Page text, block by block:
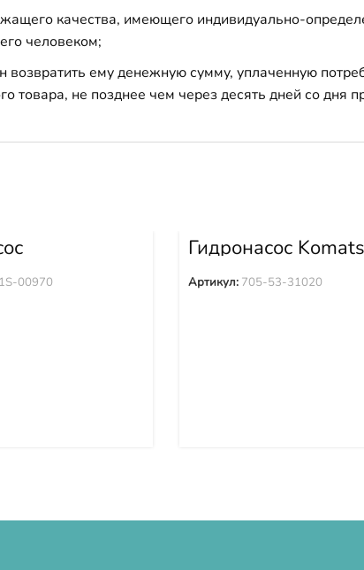
качества, имеющего индивидуально-
человеком;
возвратить ему денежную сумму, уплаченную
товара, не позднее чем через десять дней со дня
WA380-6
6
708-1S-00970
00970
Гидронасос
WA600-3 WA600-
705-53-31020
Артикул: 705-53-31020